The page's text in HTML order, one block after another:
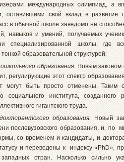
международных олимпиад, а
оставившими свой вклад в развитие
в обычной школе заведомо не
навыков и умений, получаемых
специализированной школы, где
образовательной структурой;
образования. Новым законом
регулирующие этот спектр
могут быть просто отменены. Таким
социального института, созданного
гигантского труда.
образования. Новый
послевузовского образования, и, по
со временем и кандидаты, и
и переведены к индексу «PhD»,
стран. Насколько сильно